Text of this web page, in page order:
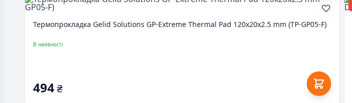
Термопрокладка Gelid Solutions GP-Extreme Thermal Pad 120x20x2.5 mm (TP-GP05-F)
В наявності
494₴